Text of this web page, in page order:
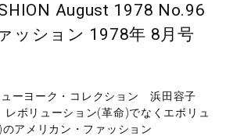
August 1978 No.96
ッション 1978年 8月号
ーヨーク・コレクション 浜田容子
ボリューション(革命)でなくエボリュ
アメリカン・ファッション